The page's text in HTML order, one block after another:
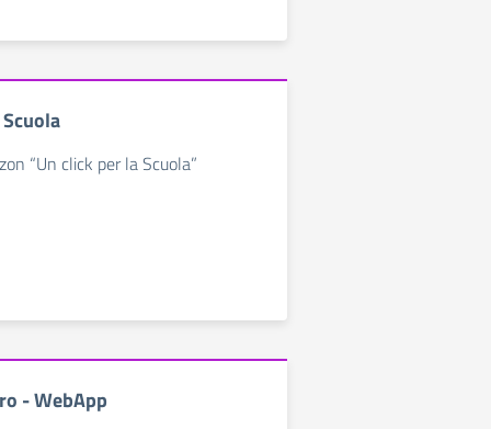
“Un click per la Scuola”
- WebApp